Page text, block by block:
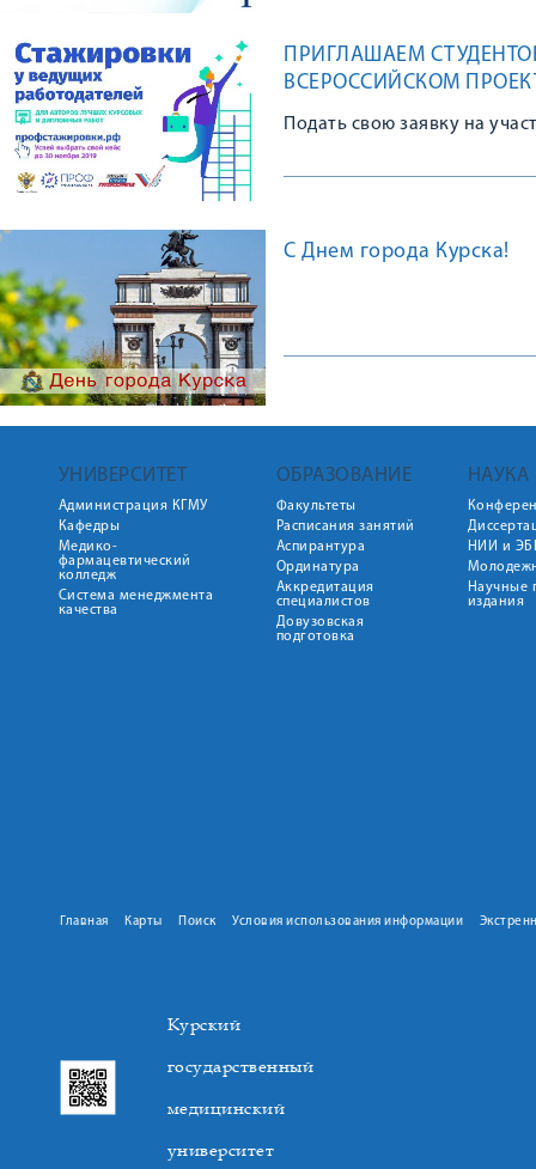
ПРИГЛАШАЕМ
ВСЕРОССИЙСКОМ
Подать свою заявку на
С Днем города Курска!
УНИВЕРСИТЕТ
Администрация КГМУ
Кафедры
Медико-
фармацевтический
колледж
Система менеджмента
качества
ОБРАЗОВАНИЕ
Факультеты
Расписания занятий
Аспирантура
Ординатура
Аккредитация
специалистов
Довузовская
подготовка
НАУКА
НИИ и
Научные
издания
Главная Карты Поиск Условия использования информации
Курский
государственный
медицинский
университет